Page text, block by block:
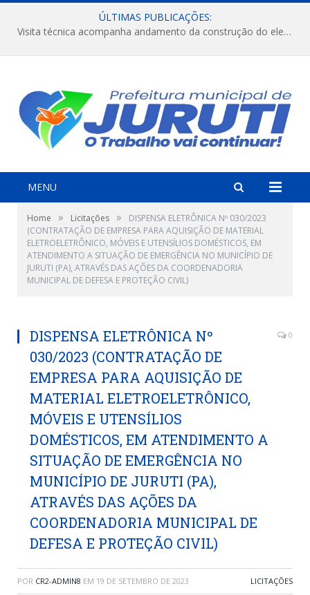
ÚLTIMAS PUBLICAÇÕES:
Visita técnica acompanha andamento da construção do elevado na comunidade Diamantino, região do Miri.
MENU
Home » Licitações »
DISPENSA ELETRÔNICA Nº 030/2023
(CONTRATAÇÃO DE EMPRESA PARA AQUISIÇÃO DE MATERIAL
ELETROELETRÔNICO, MÓVEIS E UTENSÍLIOS DOMÉSTICOS, EM
ATENDIMENTO A SITUAÇÃO DE EMERGÊNCIA NO MUNICÍPIO DE
JURUTI (PA), ATRAVÉS DAS AÇÕES DA COORDENADORIA
MUNICIPAL DE DEFESA E PROTEÇÃO CIVIL)
DISPENSA ELETRÔNICA Nº
030/2023 (CONTRATAÇÃO DE
EMPRESA PARA AQUISIÇÃO DE
MATERIAL ELETROELETRÔNICO,
MÓVEIS E UTENSÍLIOS
DOMÉSTICOS, EM ATENDIMENTO A
SITUAÇÃO DE EMERGÊNCIA NO
MUNICÍPIO DE JURUTI (PA),
ATRAVÉS DAS AÇÕES DA
COORDENADORIA MUNICIPAL DE
DEFESA E PROTEÇÃO CIVIL)
0
POR CR2-ADMIN8 EM 19 DE SETEMBRO DE 2023 LICITAÇÕES